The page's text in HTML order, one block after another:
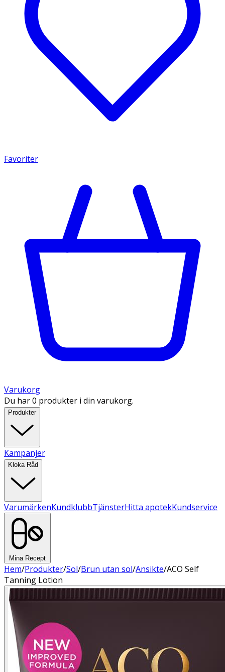
Favoriter
Varukorg
Du har 0 produkter i din varukorg.
Produkter
Kampanjer
Kloka Råd
VarumärkenKundklubbTjänsterHitta apotekKundservice
Mina Recept
Hem/Produkter/Sol/Brun utan sol/Ansikte/ACO Self
Tanning Lotion